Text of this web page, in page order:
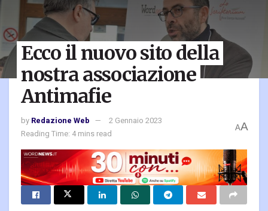
Ecco il nuovo sito della
nostra associazione
Antimafie
by Redazione Web
2 Gennaio 2023
Reading Time: 4 mins read
AA